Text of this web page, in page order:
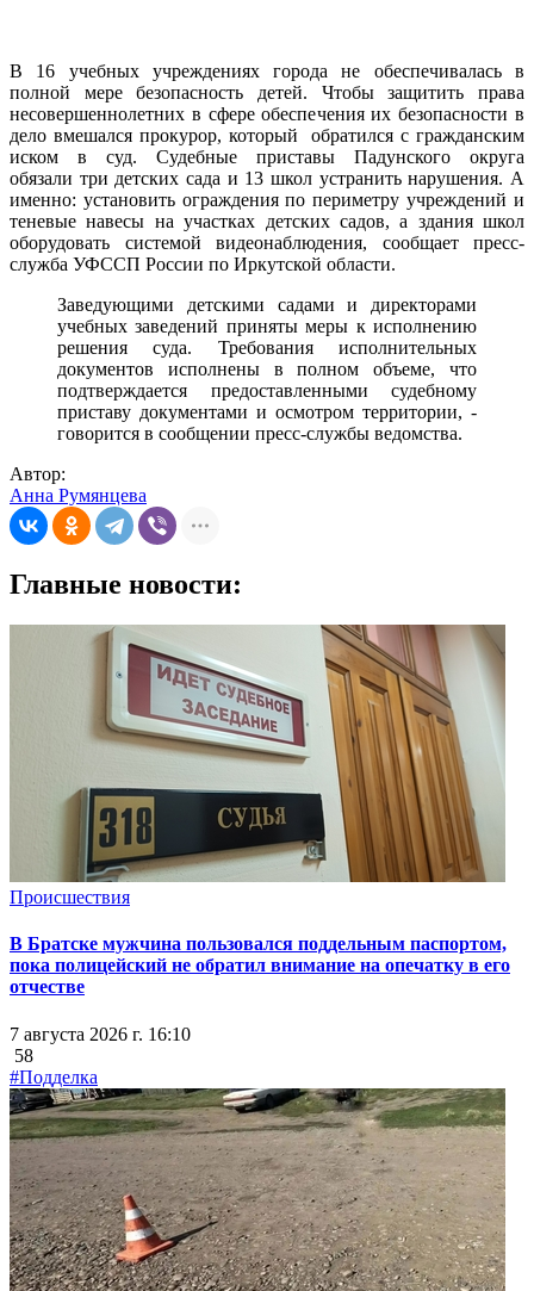
В 16 учебных учреждениях города не обеспечивалась в
полной мере безопасность детей. Чтобы защитить права
несовершеннолетних в сфере обеспечения их безопасности в
дело вмешался прокурор, который обратился с гражданским
иском в суд. Судебные приставы Падунского округа
обязали три детских сада и 13 школ устранить нарушения. А
именно: установить ограждения по периметру учреждений и
теневые навесы на участках детских садов, а здания школ
оборудовать системой видеонаблюдения, сообщает пресс-
служба УФССП России по Иркутской области.
Заведующими детскими садами и директорами
учебных заведений приняты меры к исполнению
решения суда. Требования исполнительных
документов исполнены в полном объеме, что
подтверждается предоставленными судебному
приставу документами и осмотром территории, -
говорится в сообщении пресс-службы ведомства.
Автор:
Анна Румянцева
Главные новости:
Происшествия
В Братске мужчина пользовался поддельным паспортом,
пока полицейский не обратил внимание на опечатку в его
отчестве
7 августа 2026 г. 16:10
58
#Подделка